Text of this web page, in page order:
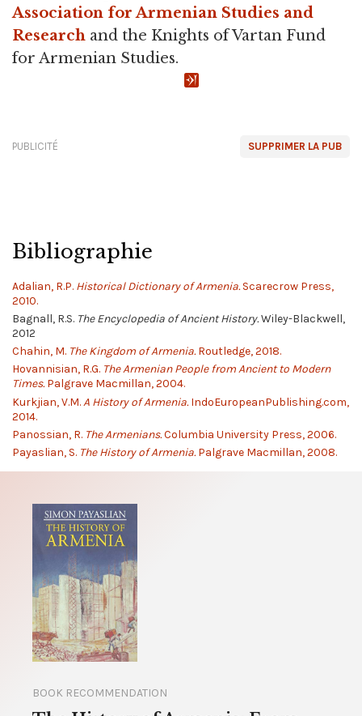
Association for Armenian Studies and
Research and the Knights of Vartan Fund
for Armenian Studies.
SUPPRIMER LA PUB
PUBLICITÉ
Bibliographie
Adalian, R.P. Historical Dictionary of Armenia.Scarecrow Press,
2010.
Bagnall, R.S. The Encyclopedia of Ancient History.Wiley-Blackwell,
2012
Chahin, M. The Kingdom of Armenia.Routledge, 2018.
Hovannisian, R.G. The Armenian People from Ancient to Modern
Times.Palgrave Macmillan, 2004.
Kurkjian, V.M.A History of Armenia.IndoEuropeanPublishing.com,
2014.
Panossian, R. The Armenians.Columbia University Press, 2006.
Payaslian, S. The History of Armenia.Palgrave Macmillan, 2008.
BOOK RECOMMENDATION